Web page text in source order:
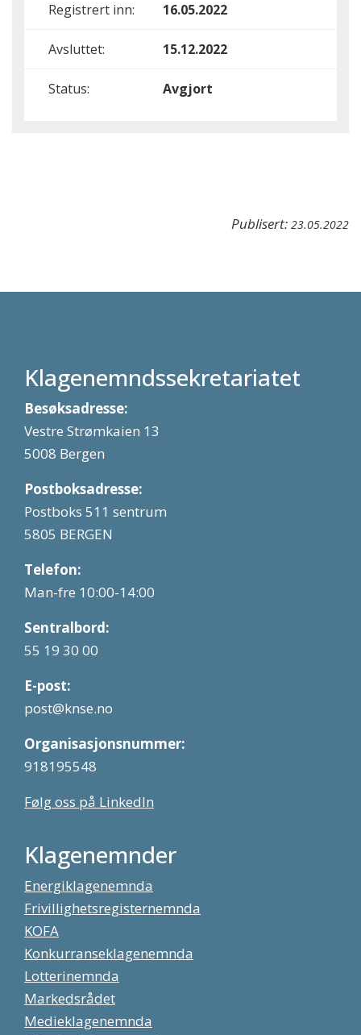
Registrert inn: 16.05.2022
Avsluttet: 15.12.2022
Status: Avgjort
Publisert: 23.05.2022
Klagenemndssekretariatet
Besøksadresse:
Vestre Strømkaien 13
5008 Bergen
Postboksadresse:
Postboks 511 sentrum
5805 BERGEN
Telefon:
Man-fre 10:00-14:00
Sentralbord:
55 19 30 00
E-post:
post@knse.no
Organisasjonsnummer:
918195548
Følg oss på LinkedIn
Klagenemnder
Energiklagenemnda
Frivillighetsregisternemnda
KOFA
Konkurranseklagenemnda
Lotterinemnda
Markedsrådet
Medieklagenemnda